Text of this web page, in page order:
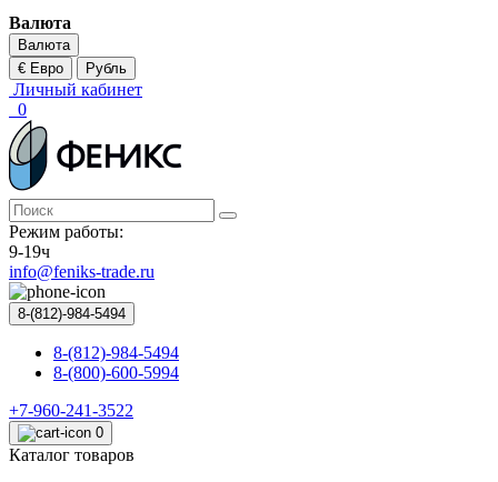
Валюта
Валюта
€ Евро
Рубль
Личный кабинет
0
Режим работы:
9-19ч
info@feniks-trade.ru
8-(812)-984-5494
8-(812)-984-5494
8-(800)-600-5994
+7-960-241-3522
0
Каталог товаров